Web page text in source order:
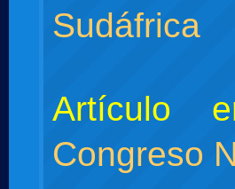
Sudáfrica
Artículo
Congreso